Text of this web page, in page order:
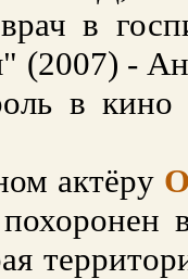
в
(2007) -
в
актёру